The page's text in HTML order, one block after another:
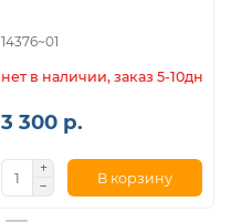
14376~01
нет в наличии, заказ 5-10дн.
3 300 р.
В корзину